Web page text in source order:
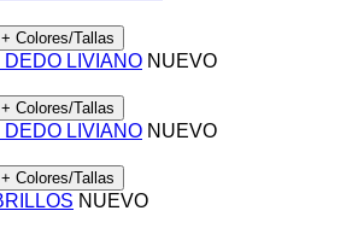
+ Colores/Tallas
NUEVO
+ Colores/Tallas
NUEVO
+ Colores/Tallas
NUEVO